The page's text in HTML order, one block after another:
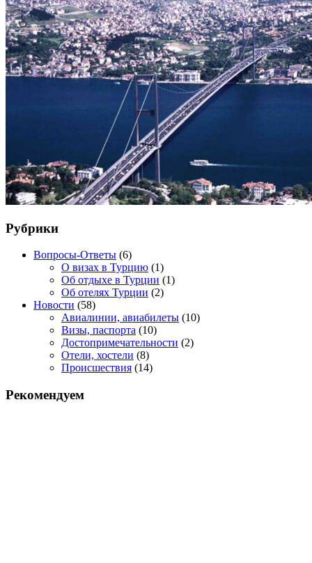
Рубрики
Вопросы-Ответы (6)
О визах в Турцию (1)
Об отдыхе в Турции (1)
Об отелях Турции (2)
Новости (58)
Авиалинии, авиабилеты (10)
Визы, паспорта (10)
Достопримечательности (2)
Отели, хостели (8)
Происшествия (14)
Рекомендуем